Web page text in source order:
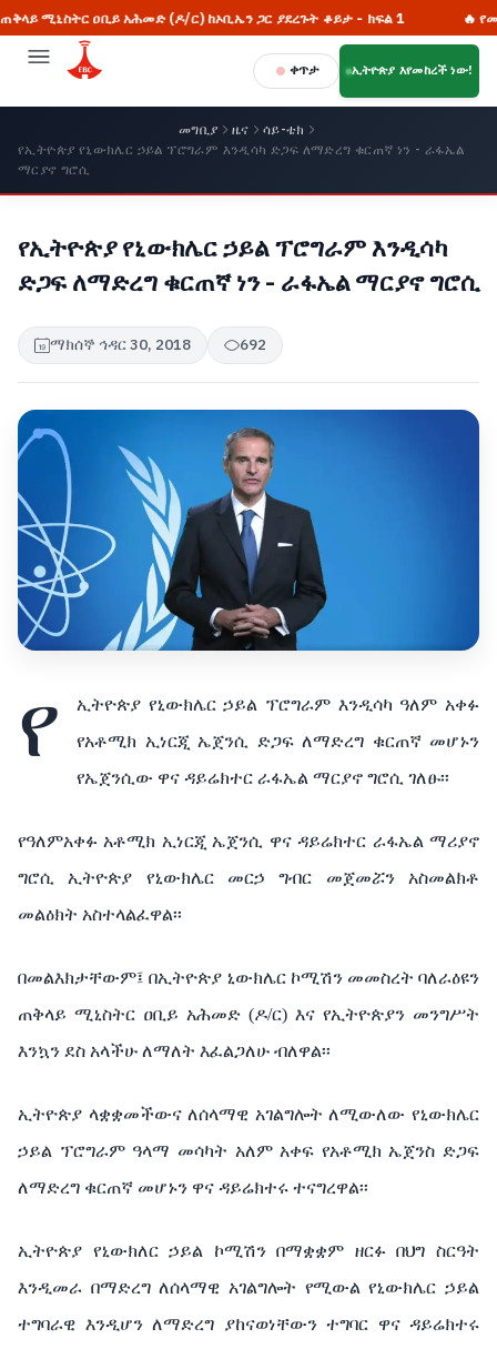
ዐቢይ አሕመድ (ዶ/ር) ከኦቢኤን ጋር ያደረጉት ቆይታ - ክፍል 1 🔥
ቀጥታ ኢትዮጵያ እየመከረች ነው!
መግቢያ ዜና
ሳይ-ቴክ
የኢትዮጵያ የኒውክሌር ኃይል ፕሮግራም እንዲሳካ ድጋፍ ለማድረግ ቁርጠኛ ነን - ራፋኤል
ማርያኖ ግሮሲ
የኢትዮጵያ የኒውክሌር ኃይል ፕሮግራም እንዲሳካ
ድጋፍ ለማድረግ ቁርጠኛ ነን - ራፋኤል ማርያኖ ግሮሲ
ማክሰኞ ኅዳር 30, 2018 692
የ
ኢትዮጵያ የኒውክሌር ኃይል ፕሮግራም እንዲሳካ ዓለም አቀፉ
የአቶሚክ ኢነርጂ ኤጀንሲ ድጋፍ ለማድረግ ቁርጠኛ መሆኑን
የኤጀንሲው ዋና ዳይሬክተር ራፋኤል ማርያኖ ግሮሲ ገለፁ፡፡
የዓለምአቀፉ አቶሚክ ኢነርጂ ኤጀንሲ ዋና ዳይሬክተር ራፋኤል ማሪያኖ
ግሮሲ ኢትዮጵያ የኒውክሌር መርኃ ግብር መጀመሯን አስመልክቶ
መልዕክት አስተላልፈዋል፡፡
በመልእክታቸውም፤ በኢትዮጵያ ኒውክሌር ኮሚሽን መመስረት ባለራዕዩን
ጠቅላይ ሚኒስትር ዐቢይ አሕመድ (ዶ/ር) እና የኢትዮጵያን መንግሥት
እንኳን ደስ አላችሁ ለማለት እፈልጋለሁ ብለዋል፡፡
ኢትዮጵያ ላቋቋመችውና ለሰላማዊ አገልግሎት ለሚውለው የኒውክሌር
ኃይል ፕሮግራም ዓላማ መሳካት አለም አቀፍ የአቶሚክ ኤጀንስ ድጋፍ
ለማድረግ ቁርጠኛ መሆኑን ዋና ዳይሬክተሩ ተናግረዋል፡፡
ኢትዮጵያ የኒውክለር ኃይል ኮሚሽን በማቋቋም ዘርፉ በህግ ስርዓት
እንዲመራ በማድረግ ለሰላማዊ አገልግሎት የሚውል የኒውክሌር ኃይል
ተግባራዊ እንዲሆን ለማድረግ ያከናወነቸውን ተግባር ዋና ዳይሬክተሩ